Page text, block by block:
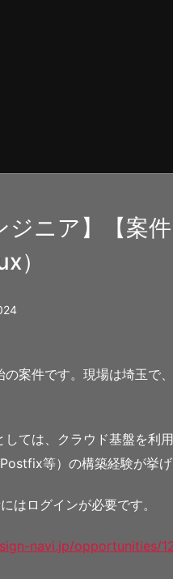
ジニア】【案
）
の案件です。現場は埼玉で
しては、クラウド基盤を利
等）の構築経験が挙げ
はログインが必要です。
navi.jp/opportunities/